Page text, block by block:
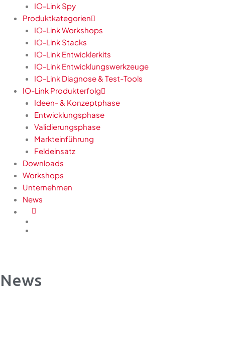
IO-Link Spy
Produktkategorien
IO-Link Workshops
IO-Link Stacks
IO-Link Entwicklerkits
IO-Link Entwicklungswerkzeuge
IO-Link Diagnose & Test-Tools
IO-Link Produkterfolg
Ideen- & Konzeptphase
Entwicklungsphase
Validierungsphase
Markteinführung
Feldeinsatz
Downloads
Workshops
Unternehmen
News
News